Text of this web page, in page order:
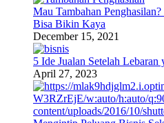
Mau Tambahan
Bisa Bikin Kaya
December 15, 2021
5 Ide Jualan Setelah
April 27, 2023